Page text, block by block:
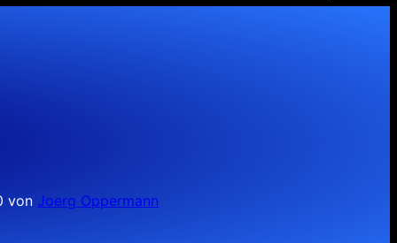
von Joerg Oppermann